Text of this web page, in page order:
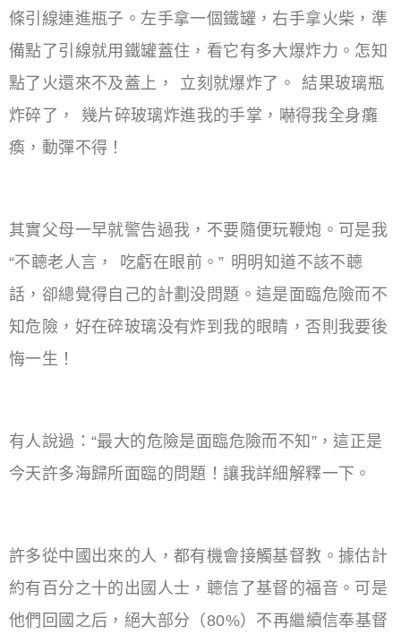
條引線連進瓶子。左手拿一個鐵罐，右手拿火柴，準
備點了引線就用鐵罐蓋住，看它有多大爆炸力。怎知
點了火還來不及蓋上， 立刻就爆炸了。 結果玻璃瓶
炸碎了， 幾片碎玻璃炸進我的手掌，嚇得我全身癱
瘓，動彈不得！
其實父母一早就警告過我，不要隨便玩鞭炮。可是我
“不聼老人言， 吃虧在眼前。” 明明知道不該不聼
話，卻總覺得自己的計劃没問題。這是面臨危險而不
知危險，好在碎玻璃没有炸到我的眼睛，否則我要後
悔一生！
有人說過：“最大的危險是面臨危險而不知”，這正是
今天許多海歸所面臨的問題！讓我詳細解釋一下。
許多從中國出來的人，都有機會接觸基督教。據估計
約有百分之十的出國人士，聼信了基督的福音。可是
他們回國之后，絕大部分（80%）不再繼續信奉基督